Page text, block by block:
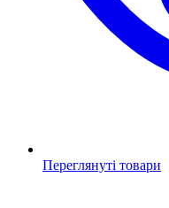
Переглянуті товари